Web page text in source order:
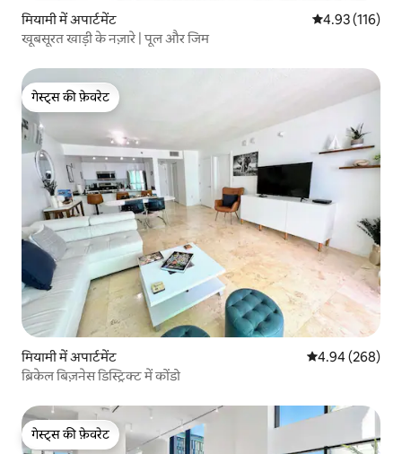
मियामी में अपार्टमेंट औसत रेटिंग 5 में से
4.93 (116)
खूबसूरत खाड़ी के नज़ारे | पूल और जिम
गेस्ट्स की फ़ेवरेट
गेस्ट्स की फ़ेवरेट
मियामी में अपार्टमेंट औसत रेटिंग 5 में से
4.94 (268)
ब्रिकेल बिज़नेस डिस्ट्रिक्ट में कोंडो
गेस्ट्स की फ़ेवरेट
गेस्ट्स की फ़ेवरेट